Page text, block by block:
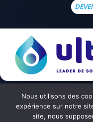
© 2026 - Site réalisé par Peppermint Agency
Nous utilisons des
expérience sur notre
site, nous